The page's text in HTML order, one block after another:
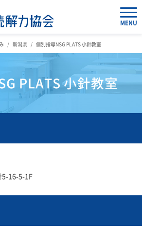
MENU
新潟県 個別指導NSG PLATS 小針教室
PLATS 小針教室
5-16-5-1F